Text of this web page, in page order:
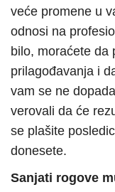
veće promene u
odnosi na
bilo, moraćete da
prilagođavanja i
vam se ne
verovali da će
se plašite
donesete.
Sanjati rogove